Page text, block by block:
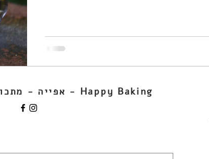
Happy Baking - אפייה - מתכונים - מאפים - עוגות